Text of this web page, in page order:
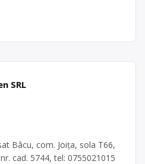
SRL
Bâcu, com. Joița, sola T66,
cad. 5744, tel: 0755021015